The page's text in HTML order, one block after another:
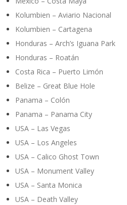
Kolumbien – Aviario Nacional
Kolumbien – Cartagena
Honduras – Arch’s Iguana Park
Honduras – Roatán
Costa Rica – Puerto Limón
Belize – Great Blue Hole
Panama – Colón
Panama – Panama City
USA – Las Vegas
USA – Los Angeles
USA – Calico Ghost Town
USA – Monument Valley
USA – Santa Monica
USA – Death Valley